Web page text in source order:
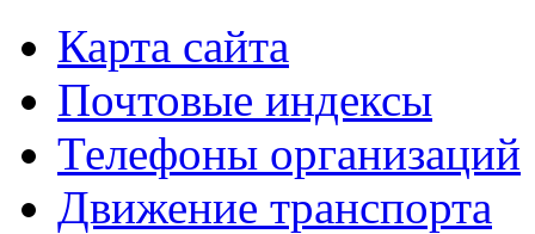
Карта сайта
Почтовые индексы
Телефоны организаций
Движение транспорта